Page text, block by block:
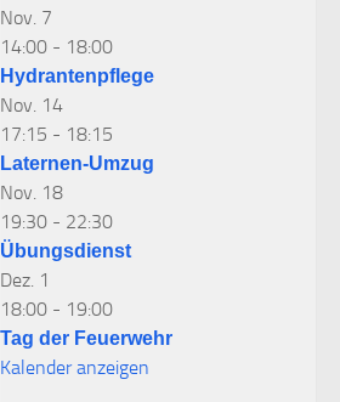
Nov. 7
14:00 - 18:00
Hydrantenpflege
Nov. 14
17:15 - 18:15
Laternen-Umzug
Nov. 18
19:30 - 22:30
Übungsdienst
Dez. 1
18:00 - 19:00
Tag der Feuerwehr
Kalender anzeigen